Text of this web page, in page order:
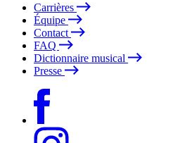
Carrières
Équipe
Contact
FAQ
Dictionnaire musical
Presse